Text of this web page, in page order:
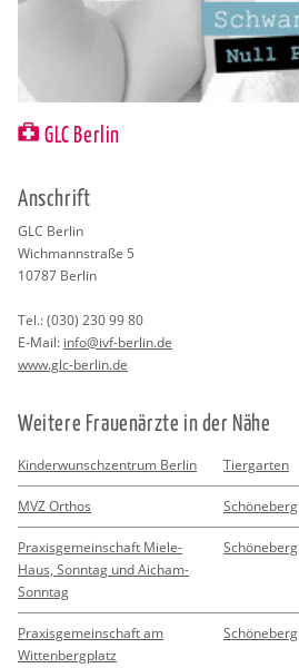
GLC Berlin
An­schrift
GLC Ber­lin
Wich­mann­stra­ße 5
10787 Ber­lin
Tel.:(030) 230 99 80
E-Mail: info@​ivf-​berlin.​de
www.​glc-​berlin.​de
Wei­te­re Frau­en­ärz­te in der Nähe
Kinderwunschzentrum Berlin Tiergarten
MVZ Orthos Schöneberg
Praxisgemeinschaft Miele-
Haus, Sonntag und Aicham-
Sonntag
Schöneberg
Praxisgemeinschaft am
Wittenbergplatz
Schöneberg